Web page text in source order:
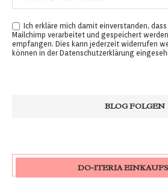
Ich erkläre mich damit einverstanden,
Mailchimp verarbeitet und gespeichert
empfangen. Dies kann jederzeit widerrufen
können in der Datenschutzerklärung
DO-ITERIA